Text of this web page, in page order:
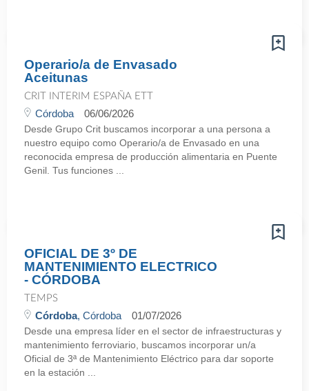
Operario/a de Envasado
Aceitunas
CRIT INTERIM ESPAÑA ETT
Córdoba 06/06/2026
Desde Grupo Crit buscamos incorporar a una persona a
nuestro equipo como Operario/a de Envasado en una
reconocida empresa de producción alimentaria en Puente
Genil. Tus funciones ...
OFICIAL DE 3º DE
MANTENIMIENTO ELECTRICO
- CÓRDOBA
TEMPS
Córdoba, Córdoba 01/07/2026
Desde una empresa líder en el sector de infraestructuras y
mantenimiento ferroviario, buscamos incorporar un/a
Oficial de 3ª de Mantenimiento Eléctrico para dar soporte
en la estación ...